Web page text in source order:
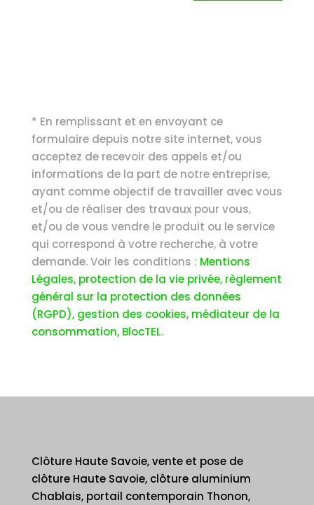
* En remplissant et en envoyant ce
formulaire depuis notre site internet, vous
acceptez de recevoir des appels et/ou
informations de la part de notre entreprise,
ayant comme objectif de travailler avec vous
et/ou de réaliser des travaux pour vous,
et/ou de vous vendre le produit ou le service
qui correspond à votre recherche, à votre
demande. Voir les conditions : Mentions
Légales, protection de la vie privée, règlement
général sur la protection des données
(RGPD), gestion des cookies, médiateur de la
consommation, BlocTEL.
Clôture Haute Savoie, vente et pose de
clôture Haute Savoie, clôture aluminium
Chablais, portail contemporain Thonon,